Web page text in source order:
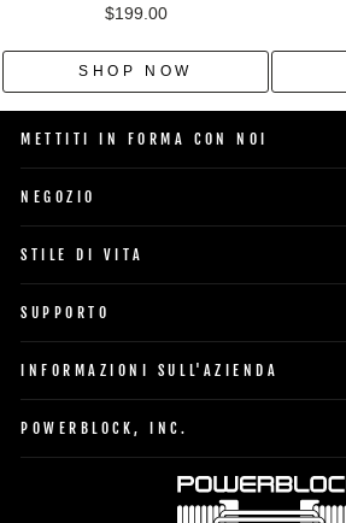
$199.00
SHOP NOW
METTITI IN FORMA CON NOI
NEGOZIO
STILE DI VITA
SUPPORTO
INFORMAZIONI SULL'AZIENDA
POWERBLOCK, INC.